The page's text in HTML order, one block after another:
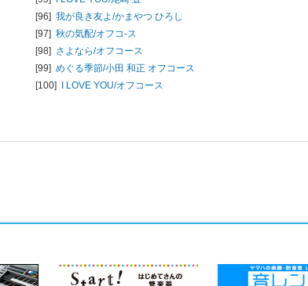
[96] 我が良き友よ/かまやつ ひろし
[97] 秋の気配/オフコ-ス
[98] さよなら/オフコース
[99] めぐる季節/小田 和正 オフコース
[100] I LOVE YOU/オフコース